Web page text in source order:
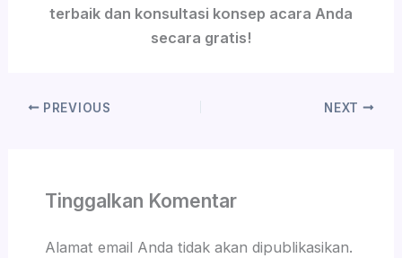
terbaik dan konsultasi konsep acara Anda
secara gratis!
PREVIOUS NEXT
Tinggalkan Komentar
Alamat email Anda tidak akan dipublikasikan.